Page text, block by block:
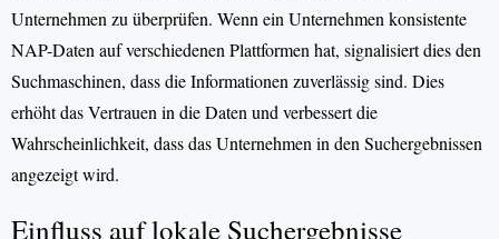
Unternehmen zu überprüfen. Wenn ein Unternehmen konsistente
NAP-Daten auf verschiedenen Plattformen hat, signalisiert dies den
Suchmaschinen, dass die Informationen zuverlässig sind. Dies
erhöht das Vertrauen in die Daten und verbessert die
Wahrscheinlichkeit, dass das Unternehmen in den Suchergebnissen
angezeigt wird.
Einfluss auf lokale Suchergebnisse